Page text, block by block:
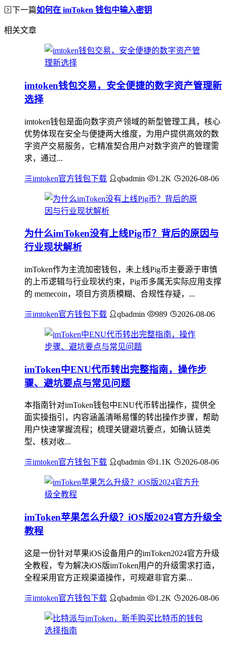
下一篇如何在 imToken 钱包中输入密钥
相关文章
imtoken钱包交易，安全便捷的数字资产管理新
选择
imtoken钱包是面向数字资产领域的新型管理工具，核心
优势体现在安全与便捷两大维度，为用户提供高效的数
字资产交易服务，它精准契合用户对数字资产的管理需
求，通过...
imtoken官方钱包下载 qbadmin 1.2K 2026-08-06
为什么imToken没有上线Pig币？背后的原因与
行业现状解析
imToken作为主流加密钱包，未上线Pig币主要源于审慎
的上币逻辑与行业现状约束，Pig币多属无实际应用支撑
的 memecoin，项目方资质模糊、合规性存疑，...
imtoken官方钱包下载 qbadmin 989 2026-08-06
imToken中ENU代币转出完整指南，操作步
骤、避坑要点与常见问题
本指南针对imToken钱包中ENU代币转出操作，提供全
面实操指引，内容涵盖清晰易懂的转出操作步骤，帮助
用户快速掌握流程；梳理关键避坑要点，如确认链类
型、核对收...
imtoken官方钱包下载 qbadmin 1.1K 2026-08-06
imToken苹果怎么升级？iOS版2024官方升级全
教程
这是一份针对苹果iOS设备用户的imToken2024官方升级
全教程，专为解决iOS版imToken用户的升级需求打造，
全程采用官方正规渠道操作，可规避非官方渠...
imtoken官方钱包下载 qbadmin 1.2K 2026-08-06